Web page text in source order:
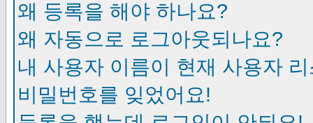
왜 등록을 해야 하나요?
왜 자동으로 로그아웃되나요?
내 사용자 이름이 현재 사용자
비밀번호를 잊었어요!